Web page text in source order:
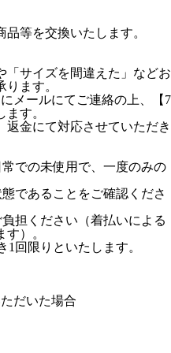
等を交換いたします。
「サイズを間違えた」などお
ます。
メールにてご連絡の上、【7
す。
金にて対応させていただき
での未使用で、一度のみの
であることをご確認くださ
担ください（着払いによる
）。
回限りといたします。
だいた場合